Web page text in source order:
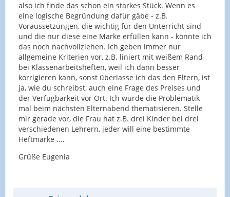
also ich finde das schon ein starkes Stück. Wenn es
eine logische Begründung dafür gäbe - z.B.
Voraussetzungen, die wichtig für den Unterricht sind
und die nur diese eine Marke erfüllen kann - könnte ich
das noch nachvollziehen. Ich geben immer nur
allgemeine Kriterien vor, z.B. liniert mit weißem Rand
bei Klassenarbeitsheften, weil ich dann besser
korrigieren kann, sonst überlasse ich das den Eltern, ist
ja, wie du schreibst, auch eine Frage des Preises und
der Verfügbarkeit vor Ort. Ich würde die Problematik
mal beim nächsten Elternabend thematisieren. Stelle
mir gerade vor, die Frau hat z.B. drei Kinder bei drei
verschiedenen Lehrern, jeder will eine bestimmte
Heftmarke ....
Grüße Eugenia